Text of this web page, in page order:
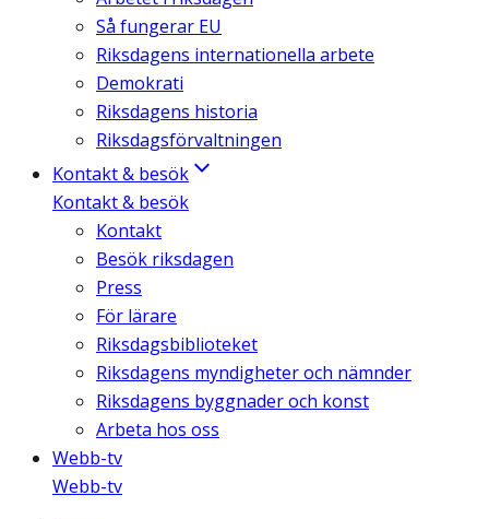
Så fungerar EU
Riksdagens internationella arbete
Demokrati
Riksdagens historia
Riksdagsförvaltningen
Kontakt & besök
Kontakt & besök
Kontakt
Besök riksdagen
Press
För lärare
Riksdagsbiblioteket
Riksdagens myndigheter och nämnder
Riksdagens byggnader och konst
Arbeta hos oss
Webb-tv
Webb-tv